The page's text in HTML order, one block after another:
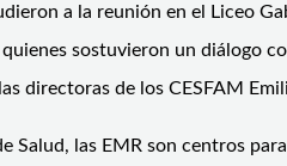
a la reunión en el Liceo
quienes sostuvieron un diálogo
directoras de los CESFAM
Salud, las EMR son centros